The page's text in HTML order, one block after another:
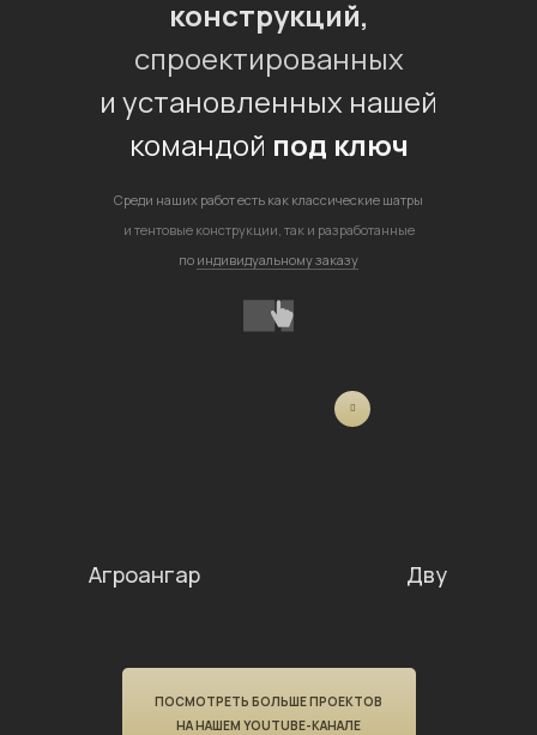
конструкций,
спроектированных
и установленных нашей
командой под ключ
Среди наших работ есть как классические шатры
и тентовые конструкции, так и разработанные
по индивидуальному заказу
Агроангар
ПОСМОТРЕТЬ БОЛЬШЕ ПРОЕКТОВ
НА НАШЕМ YOUTUBE-КАНАЛЕ